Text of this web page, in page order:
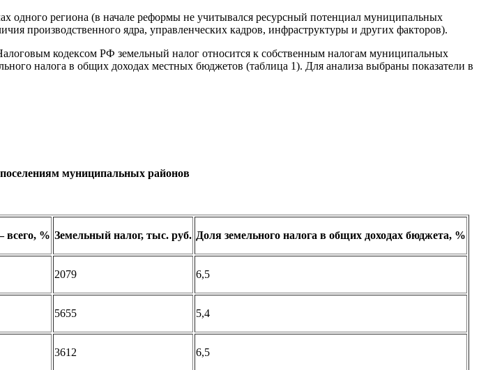
региона (в начале реформы не учитывался ресурсный потенциал муниципальных
производственного ядра, управленческих кадров, инфраструктуры и других факторов).
кодексом РФ земельный налог относится к собственным налогам муниципальных
налога в общих доходах местных бюджетов (таблица 1). Для анализа выбраны показатели в
муниципальных районов
всего, % Земельный налог, тыс. руб. Доля земельного налога в общих доходах бюджета, %
2079 6,5
5655 5,4
3612 6,5